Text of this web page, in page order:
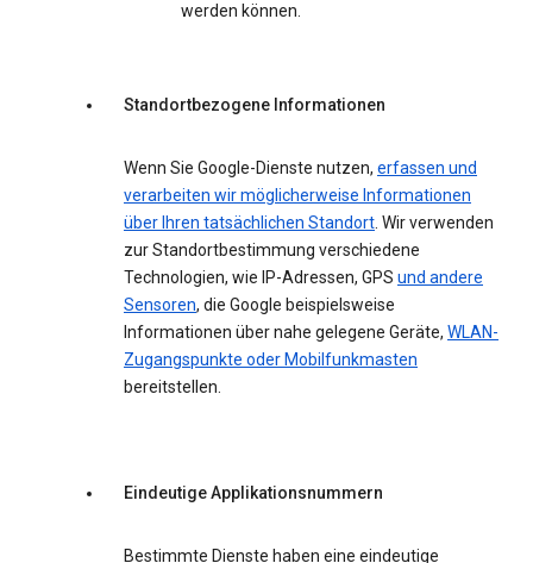
werden können.
Standortbezogene Informationen
Wenn Sie Google-Dienste nutzen, erfassen und
verarbeiten wir möglicherweise Informationen
über Ihren tatsächlichen Standort. Wir verwenden
zur Standortbestimmung verschiedene
Technologien, wie IP-Adressen, GPS und andere
Sensoren, die Google beispielsweise
Informationen über nahe gelegene Geräte, WLAN-
Zugangspunkte oder Mobilfunkmasten
bereitstellen.
Eindeutige Applikationsnummern
Bestimmte Dienste haben eine eindeutige